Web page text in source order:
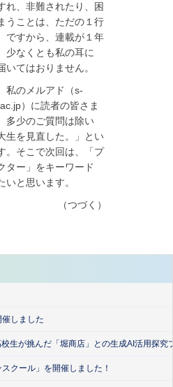
れ、非難されたり、困
うことは、ただの１行
ですから、連載が１年
少なくとも私の耳に
てはおりません。
私のメルアド（s-
）に読者の皆さま
多少のご質問は除い
生を見直した。」とい
。そこで次回は、「プ
ター」をキーワード
と思います。
（つづく）
しました
生が挑んだ「堀商店」との生成AI活用探究
クール」を開催しました！